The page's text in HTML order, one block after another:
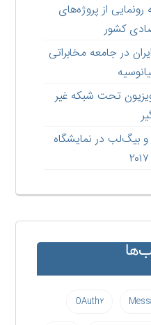
از پروژه‌های
کشور
در جامعه مخابراتی
تحت شبکه غیر
بیگ‌لب در نمایشگاه
OAuth۲